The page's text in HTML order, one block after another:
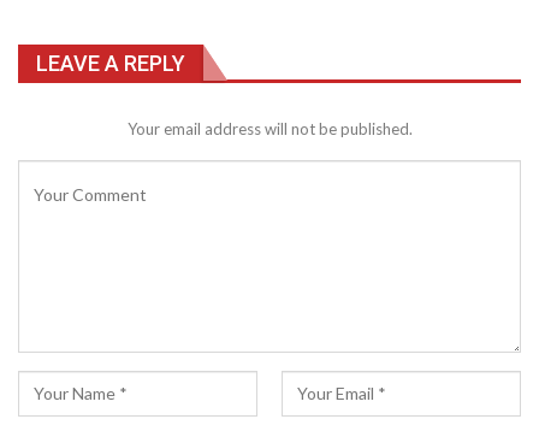
LEAVE A REPLY
Your email address will not be published.